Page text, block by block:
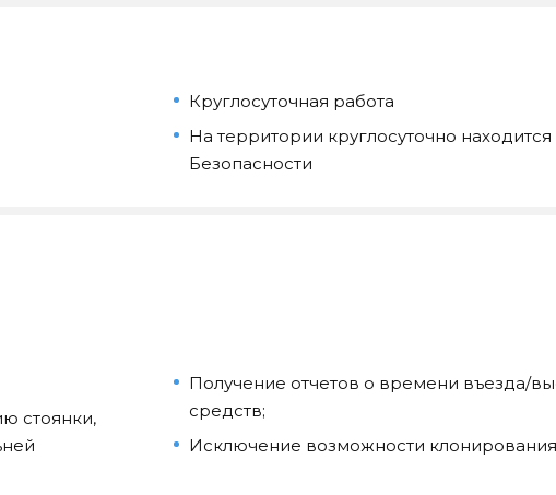
Круглосуточная работа
На территории круглосуточно
Безопасности
стоянки,
Получение отчетов о времени въезда/
средств;
Исключение возможности клонирования